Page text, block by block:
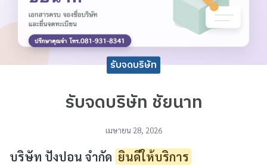
รับจดบริษัท
รับจดบริษัท ชัยนาท
เมษายน 28, 2026
บริษัท ปังปอน จำกัด ยินดีให้บริการ